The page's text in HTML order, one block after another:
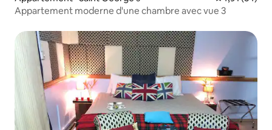
Appartement moderne d'une chambre avec vue 3